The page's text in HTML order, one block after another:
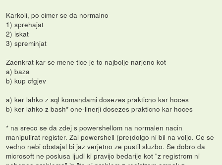
Karkoli, po cimer se da normalno
1) sprehajat
2) iskat
3) spreminjat
Zaenkrat kar se mene tice je to najbolje narjeno kot
a) baza
b) kup cfgjev
a) ker lahko z sql komandami dosezes prakticno kar hoces
b) ker lahko z bash* one-linerji dosezes prakticno kar hoces
* na sreco se da zdej s powershellom na normalen nacin
manipulirat register. Zal powershell (pre)dolgo ni bil na voljo. Ce se
vedno nebi obstajal bi jaz verjetno ze pustil sluzbo. Se dobro da
microsoft ne poslusa ljudi ki pravijo bedarije kot "z registrom ni